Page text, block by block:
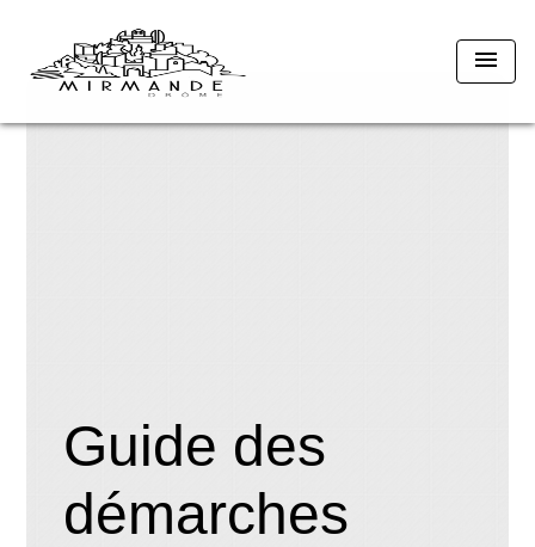
menu
Guide des
démarches